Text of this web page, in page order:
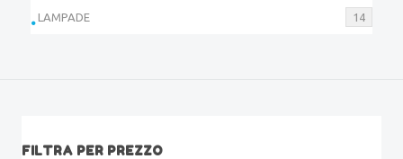
LAMPADE 14
FILTRA PER PREZZO